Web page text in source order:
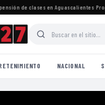
de clases en Aguascalientes·
NACIONAL